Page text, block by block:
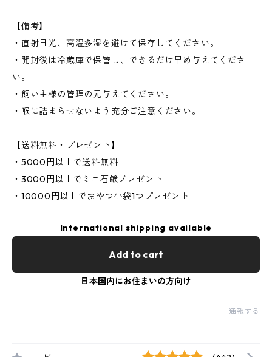
【備考】
・直射日光、高温多湿を避けて保存してください。
・開封後は冷蔵庫で保管し、できるだけ早め与えてくださ
い。
・飼い主様の管理の元与えてください。
・喉に詰まらせないよう充分ご注意ください。
【送料無料・プレゼント】
・5000円以上で送料無料
・3000円以上でミニ石鹸プレゼント
・10000円以上でおやつ小袋1つプレゼント
International shipping available
Add to cart
日本国内にお住まいの方向け
通報する